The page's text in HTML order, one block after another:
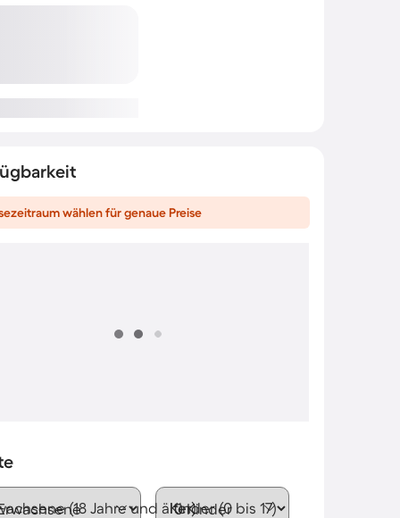
wählen für genaue Preise
(18 Jahre und älter)Kinder (0 bis 17)